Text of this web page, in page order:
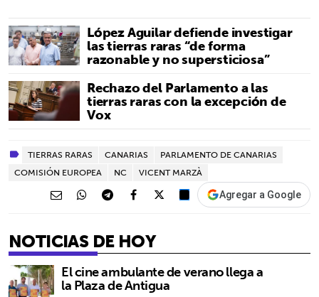
López Aguilar defiende investigar
las tierras raras “de forma
razonable y no supersticiosa”
Rechazo del Parlamento a las
tierras raras con la excepción de
Vox
TIERRAS RARAS CANARIAS
PARLAMENTO DE CANARIAS
COMISIÓN EUROPEA
NC VICENT MARZÀ
Agregar a Google
NOTICIAS DE HOY
El cine ambulante de verano llega a
la Plaza de Antigua